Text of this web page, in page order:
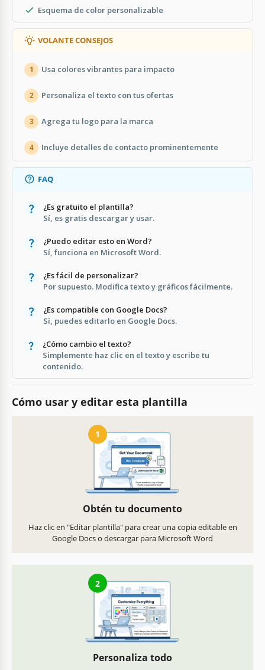
Esquema de color personalizable
VOLANTE CONSEJOS
1 Usa colores vibrantes para impacto
2 Personaliza el texto con tus ofertas
3 Agrega tu logo para la marca
4 Incluye detalles de contacto prominentemente
FAQ
¿Es gratuito el plantilla?
Sí, es gratis descargar y usar.
¿Puedo editar esto en Word?
Sí, funciona en Microsoft Word.
¿Es fácil de personalizar?
Por supuesto. Modifica texto y gráficos fácilmente.
¿Es compatible con Google Docs?
Sí, puedes editarlo en Google Docs.
¿Cómo cambio el texto?
Simplemente haz clic en el texto y escribe tu
contenido.
Cómo usar y editar esta plantilla
1
Obtén tu documento
Haz clic en "Editar plantilla" para crear una copia editable en
Google Docs o descargar para Microsoft Word
2
Personaliza todo